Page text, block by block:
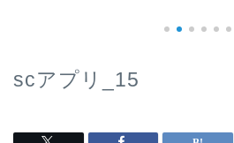
scアプリ_15